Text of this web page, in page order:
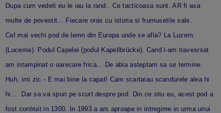
Dupa cum vedeti eu le iau la rand.. Ce tacticoasa sunt. AR fi asa
multe de povestit... Fiecare oras cu istoria si frumusetile sale.
Cel mai vechi pod de lemn din Europa unde se afla? La Luzern.
(Lucerna). Podul Capelei (podul Kapellbrücke). Cand l-am travesrsat
am intampinat o oarecare frica... De abia asteptam sa se termine.
Huh, imi zic - E mai bine la capat! Cam scartaiau scandurele alea hi
hi.... Dar sa va spun pe scurt despre pod. Din ce stiu eu, acest pod a
fost contruit in 1300. In 1993 a ars aproape in intregime in urma unui